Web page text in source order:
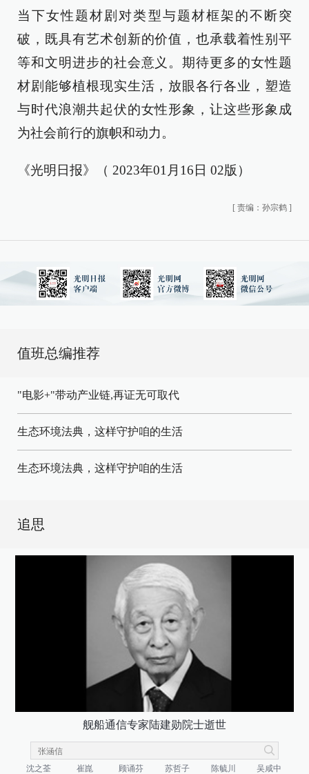
当下女性题材剧对类型与题材框架的不断突
破，既具有艺术创新的价值，也承载着性别平
等和文明进步的社会意义。期待更多的女性题
材剧能够植根现实生活，放眼各行各业，塑造
与时代浪潮共起伏的女性形象，让这些形象成
为社会前行的旗帜和动力。
《光明日报》（ 2023年01月16日 02版）
[ 责编：孙宗鹤 ]
值班总编推荐
"电影+"带动产业链,再证无可取代
生态环境法典，这样守护咱的生活
生态环境法典，这样守护咱的生活
追思
舰船通信专家陆建勋院士逝世
沈之荃 崔崑 顾诵芬 苏哲子 陈毓川
吴咸中